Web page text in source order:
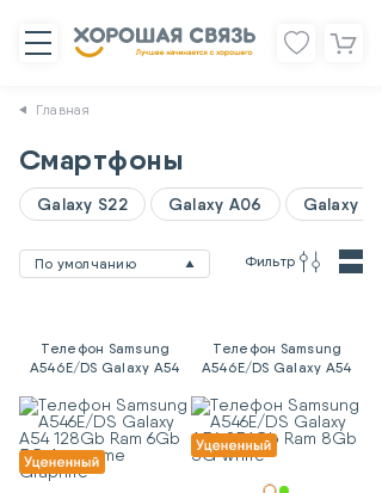
Главная
Смартфоны
Galaxy S22 Galaxy A06 Galaxy
По умолчанию Фильтр
Телефон Samsung
A546E/DS Galaxy A54
Awesome Graphite
Телефон Samsung
A546E/DS Galaxy A54
White